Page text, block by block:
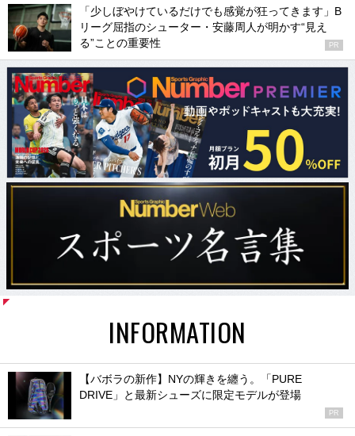
「少しぼやけているだけでも感覚が狂ってきます」B
リーグ屈指のシューター・安藤周人が明かす“見え
る”ことの重要性
PR
INFORMATION
【バボラの新作】NYの輝きを纏う。「PURE
DRIVE」と最新シューズに限定モデルが登場
PR